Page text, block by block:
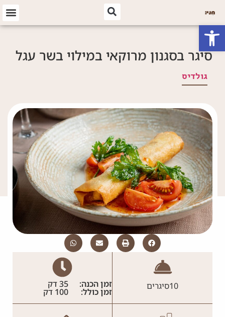
פתח סרגל נגישות
סיגר בסגנון מרוקאי במילוי בשר עגל
גולדיס
10סיגרים זמן הכנה: 35 דק
זמן כולל: 100 דק